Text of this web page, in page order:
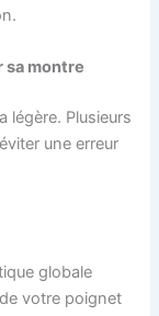
sa montre
légère. Plusieurs
une erreur
globale
votre poignet